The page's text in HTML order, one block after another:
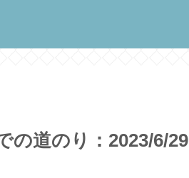
の道のり：2023/6/29